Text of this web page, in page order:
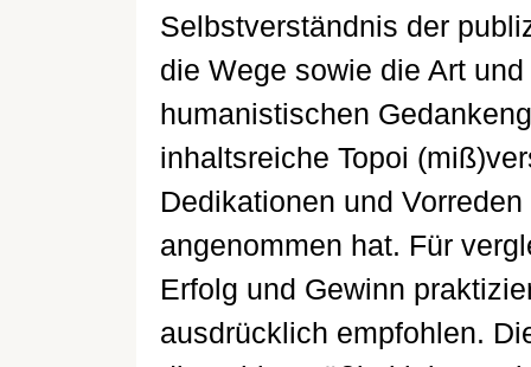
Selbstverständnis der
die Wege sowie die Art
humanistischen
inhaltsreiche Topoi
Dedikationen und
angenommen hat. Für
Erfolg und Gewinn
ausdrücklich empfohlen.